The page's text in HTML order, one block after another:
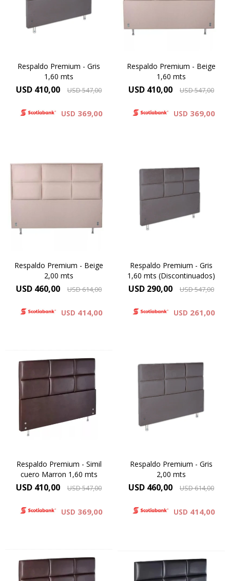
Microfibra : Colores Beige ,
Respaldo Premium - Gris
1,60 mts
USD 410,00 USD547,00
USD 369,00
Microfibra : Colores Beige ,
Respaldo Premium - Beige
1,60 mts
USD 410,00 USD547,00
USD 369,00
Simil Cuero : Colores Blanco y
Microfibra : Colores Beige ,
Respaldo Premium - Beige
2,00 mts
USD 460,00 USD614,00
USD 414,00
Simil Cuero : Colores Blanco y
Negro
Microfibra : Colores Beige ,
Respaldo Premium - Gris
1,60 mts (Discontinuados)
USD 290,00 USD547,00
USD 261,00
Simil Cuero : Colores Blanco y
Negro
Microfibra : Colores Beige ,
Respaldo Premium - Simil
cuero Marron 1,60 mts
USD 410,00 USD547,00
USD 369,00
Simil Cuero : Colores Blanco y
Negro
Microfibra : Colores Beige ,
Respaldo Premium - Gris
2,00 mts
USD 460,00 USD614,00
USD 414,00